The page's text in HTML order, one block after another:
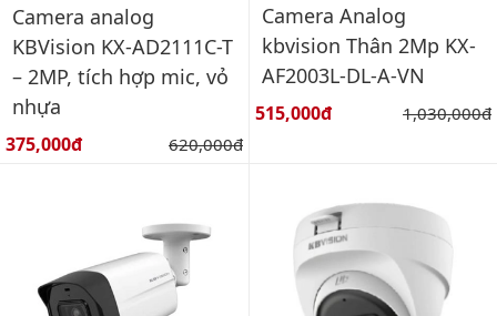
Camera analog
KBVision KX-AD2111C-T
– 2MP, tích hợp mic, vỏ
nhựa
Giá bán:
375,000đ Giá gốc:
620,000đ
Camera Analog
kbvision Thân 2Mp KX-
AF2003L-DL-A-VN
Giá bán:
515,000đ Giá gốc:
1,030,000đ